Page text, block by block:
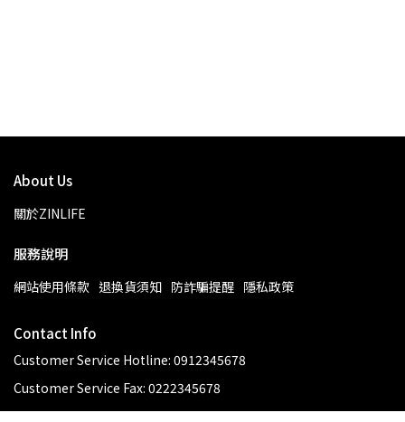
About Us
關於ZINLIFE
服務說明
網站使用條款 退換貨須知 防詐騙提醒 隱私政策
Contact Info
Customer Service Hotline: 0912345678
Customer Service Fax: 0222345678
Customer Service: 10:00-17:00